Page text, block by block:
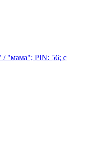
/ "мама"; PIN: 56; с